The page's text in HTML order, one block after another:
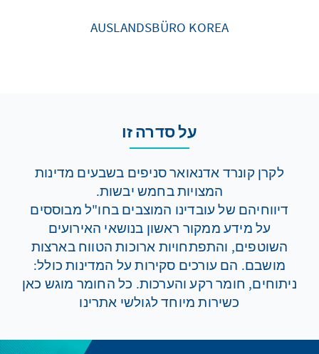
AUSLANDSBÜRO KOREA
על סדרה זו
לקרן קונרד אדנאואר סניפים בשבעים מדינות
המצויות בחמש יבשות.
דיווחיהם של עובדינו המוצבים בחו"ל מבוססים
על מידע ממקור ראשון בנושאי האירועים
השוטפים, והתפתחויות ארוכות הטווח בארצות
מושבם. הם עורכים סקירות על המדינות כולל:
ניתוחים, חומר רקע והערכות. כל החומר מוגש כאן
כשירות מיוחד לגולשי אתרינו